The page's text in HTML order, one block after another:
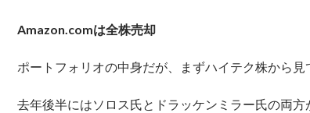
Amazon.comは全株売却
ポートフォリオの中身だが、まずハイテク株から見
去年後半にはソロス氏とドラッケンミラー氏の両方